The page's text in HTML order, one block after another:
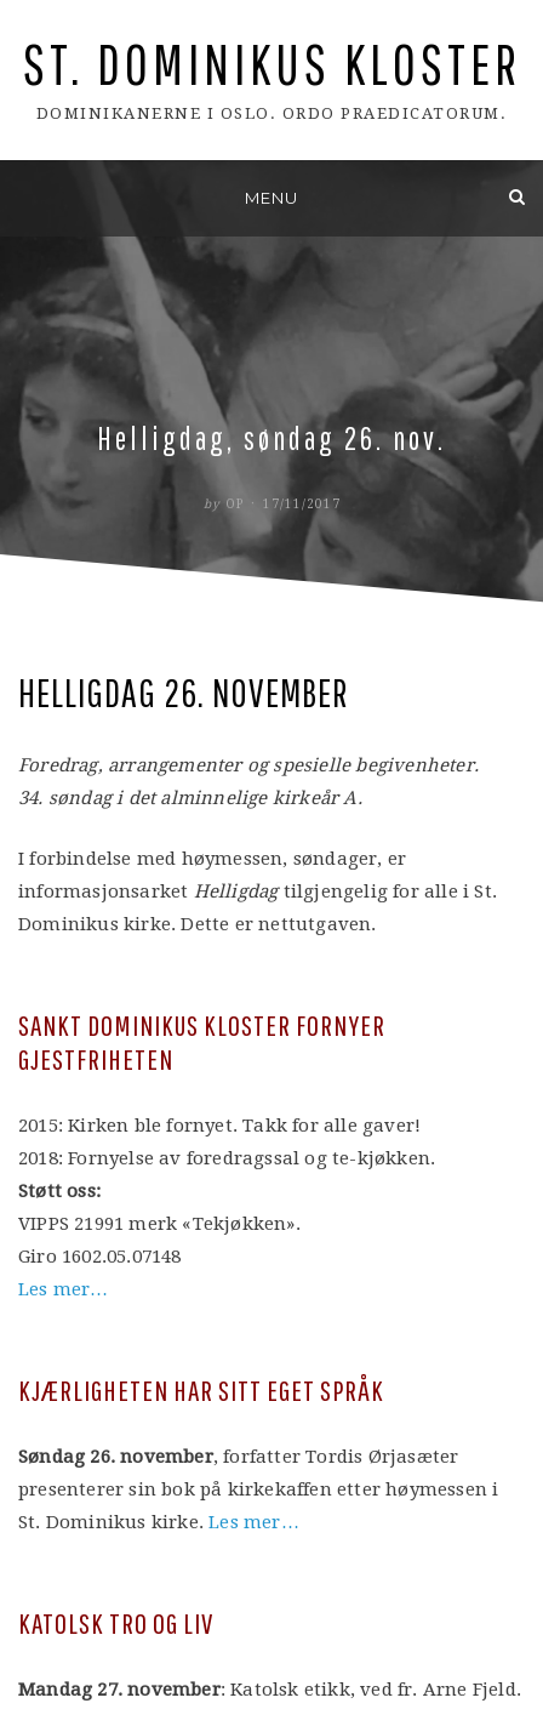
ST. DOMINIKUS KLOSTER
DOMINIKANERNE I OSLO. ORDO PRAEDICATORUM.
MENU
Helligdag, søndag 26. nov.
by OP
POSTED
17/11/2017
HELLIGDAG 26. NOVEMBER
Foredrag, arrangementer og spesielle begivenheter.
34. søndag i det alminnelige kirkeår A.
I forbindelse med høymessen, søndager, er
informasjonsarket Helligdagtilgjengelig for alle i St.
Dominikus kirke. Dette er nettutgaven.
SANKT DOMINIKUS KLOSTER FORNYER
GJESTFRIHETEN
2015: Kirken ble fornyet. Takk for alle gaver!
2018: Fornyelse av foredragssal og te-kjøkken.
Støtt oss:
VIPPS 21991 merk «Tekjøkken».
Giro 1602.05.07148
Les mer…
KJÆRLIGHETEN HAR SITT EGET SPRÅK
Søndag 26. november, forfatter Tordis Ørjasæter
presenterer sin bok på kirkekaffen etter høymessen i
St. Dominikus kirke.Les mer…
KATOLSK TRO OG LIV
Mandag 27. november: Katolsk etikk, ved fr. Arne Fjeld.